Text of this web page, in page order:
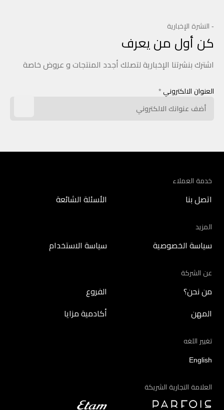
- النشرة الإخبارية
كن أول من يعرف
اشترك بنشرتنا الإخبارية لتصلك أجدد المنتجات و عروض خاصة
العنوان الالكتروني *
خدمة العملاء
اتصل بنا الأسئلة الشائعة
المزيد
سياسة الخصوصية سياسة الاستخدام
عن الشركة
من نحن؟ الفروع
المهن أكادمية مزايا
تغيير اللغه
English
العلامة التجارية الشريكة